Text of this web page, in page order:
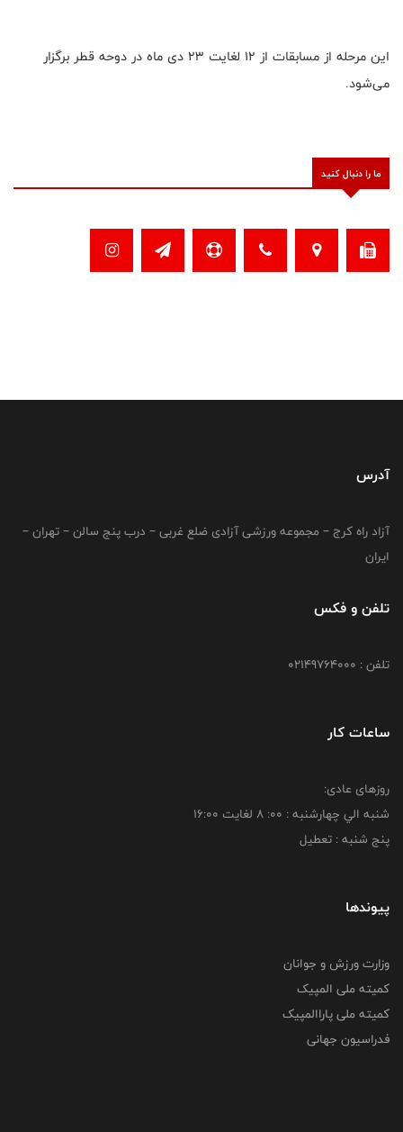
این مرحله از مسابقات از ۱۲ لغایت ۲۳ دی ماه در دوحه قطر برگزار
می‌شود.
ما را دنبال کنید
آدرس
آزاد راه کرج – مجموعه ورزشی آزادی ضلع غربی – درب پنج سالن – تهران –
ایران
تلفن و فکس
تلفن : 02149764000
ساعات کار
روزهای عادی:
شنبه الي چهارشنبه : 00: 8 لغايت 16:00
پنج شنبه : تعطیل
پیوندها
وزارت ورزش و جوانان
کمیته ملی المپیک
کمیته ملی پاراالمپیک
فدراسیون جهانی